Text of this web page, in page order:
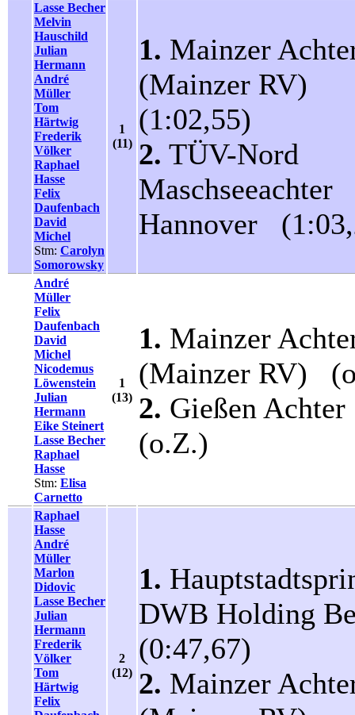
Lasse Becher
Melvin
Hauschild
Julian
Hermann
André
Müller
Tom
Härtwig
Frederik
Völker
Raphael
Hasse
Felix
Daufenbach
David
Michel
Stm: Carolyn
Somorowsky
1
(11)
1. Mainzer
(Mainzer RV)
(1:02,55)
2. TÜV-Nord
Maschseeachter
Hannover
André
Müller
Felix
Daufenbach
David
Michel
Nicodemus
Löwenstein
Julian
Hermann
Eike Steinert
Lasse Becher
Raphael
Hasse
Stm: Elisa
Carnetto
1
(13)
1. Mainzer
(Mainzer RV)
2. Gießen
(o.Z.)
Raphael
Hasse
André
Müller
Marlon
Didovic
Lasse Becher
Julian
Hermann
Frederik
Völker
Tom
Härtwig
Felix
2
(12)
1.
DWB Holding
(0:47,67)
2. Mainzer